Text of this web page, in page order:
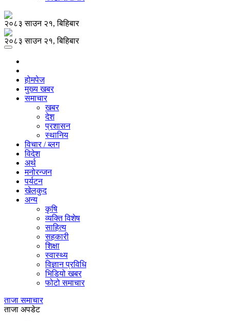
२०८३ साउन २१, बिहिबार
२०८३ साउन २१, बिहिबार
होमपेज
मुख्य खबर
समाचार
खबर
देश
प्रशासन
स्थानिय
विचार / ब्लग
विदेश
अर्थ
मनोरन्जन
पर्यटन
खेलकुद
अन्य
कृषि
व्यक्ति विशेष
साहित्य
सहकारी
शिक्षा
स्वास्थ्य
विज्ञान प्रविधि
भिडियो खबर
फोटो समाचार
ताजा समाचार
ताजा अपडेट